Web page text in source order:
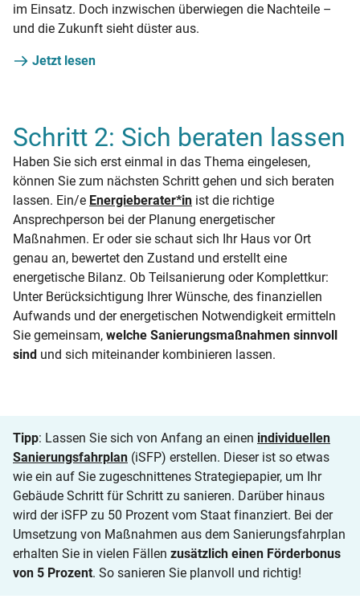
im Einsatz. Doch inzwischen überwiegen die Nachteile –
und die Zukunft sieht düster aus.
Jetzt lesen
Schritt 2: Sich beraten lassen
Haben Sie sich erst einmal in das Thema eingelesen,
können Sie zum nächsten Schritt gehen und sich beraten
lassen. Ein/e Energieberater*in ist die richtige
Ansprechperson bei der Planung energetischer
Maßnahmen. Er oder sie schaut sich Ihr Haus vor Ort
genau an, bewertet den Zustand und erstellt eine
energetische Bilanz. Ob Teilsanierung oder Komplettkur:
Unter Berücksichtigung Ihrer Wünsche, des finanziellen
Aufwands und der energetischen Notwendigkeit ermitteln
Sie gemeinsam, welche Sanierungsmaßnahmen sinnvoll
sind und sich miteinander kombinieren lassen.
Tipp: Lassen Sie sich von Anfang an einen individuellen
Sanierungsfahrplan (iSFP) erstellen. Dieser ist so etwas
wie ein auf Sie zugeschnittenes Strategiepapier, um Ihr
Gebäude Schritt für Schritt zu sanieren. Darüber hinaus
wird der iSFP zu 50 Prozent vom Staat finanziert. Bei der
Umsetzung von Maßnahmen aus dem Sanierungsfahrplan
erhalten Sie in vielen Fällen zusätzlich einen Förderbonus
von 5 Prozent. So sanieren Sie planvoll und richtig!